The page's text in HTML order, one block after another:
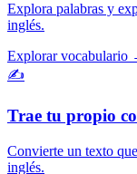
Explora palabras y
inglés.
Explorar vocabulario
✍️
Trae tu propio
Convierte un texto
inglés.